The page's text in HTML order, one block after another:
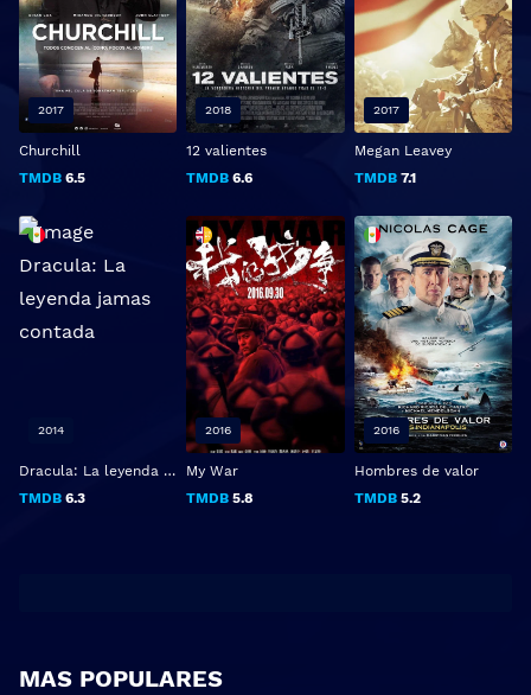
Churchill
TMDB 6.5
2017
12 valientes
TMDB 6.6
2018
Megan Leavey
TMDB7.1
2017
Dracula: La leyenda jamas contada
TMDB 6.3
2014
My War
TMDB 5.8
2016
Hombres de valor
TMDB5.2
2016
MAS POPULARES